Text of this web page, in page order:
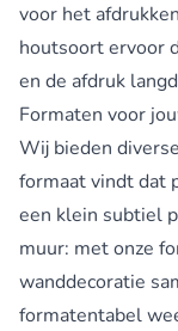
voor het
houtsoort ervoor
en de afdruk
Formaten voor
Wij bieden
formaat vindt dat
een klein subtiel
muur: met onze
wanddecoratie
formatentabel